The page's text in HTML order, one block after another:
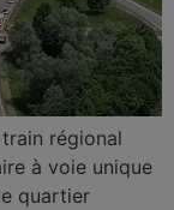
régional
à voie unique
quartier